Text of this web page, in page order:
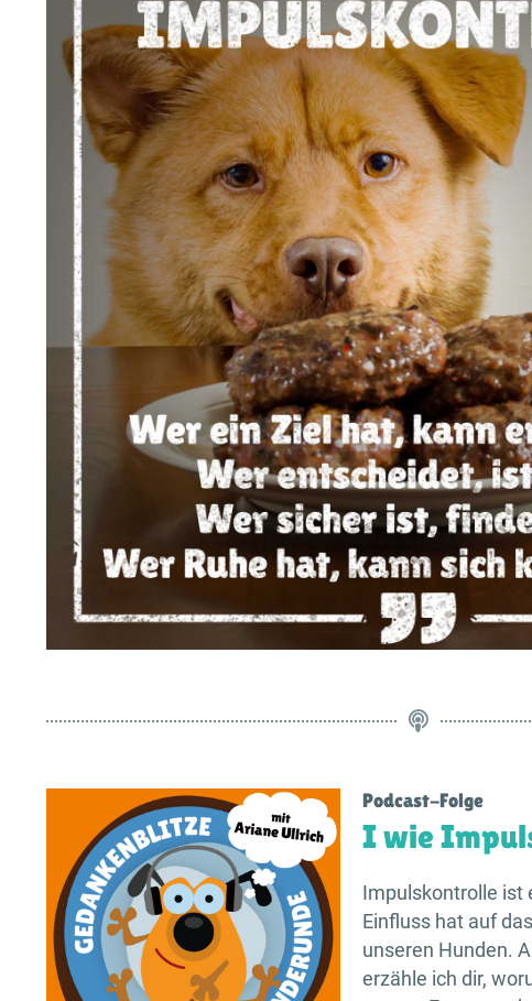
Podcast-Folge
I wie
Impulskontrolle ist
Einfluss hat auf
unseren Hunden.
erzähle ich dir,